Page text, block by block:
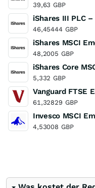
39,63 GBP
iShares III PLC –
46,45444 GBP
iShares MSCI
48,2005 GBP
iShares Core
5,332 GBP
Vanguard FTSE
61,32829 GBP
Invesco MSCI
4,53008 GBP